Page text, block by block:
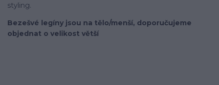
styling.
Bezešvé legíny jsou na tělo/menší, doporučujeme
objednat o velikost větší